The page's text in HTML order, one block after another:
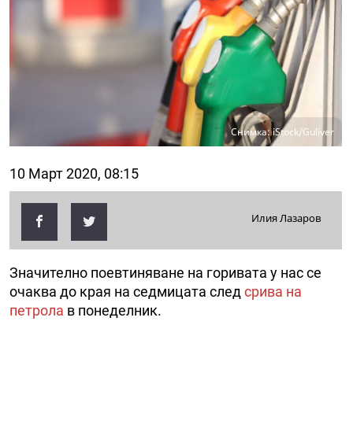
Снимка: iStock/Guliver
10 Март 2020, 08:15
Илия Лазаров
Значително поевтиняване на горивата у нас се
очаква до края на седмицата следсрива на
петрола в понеделник.